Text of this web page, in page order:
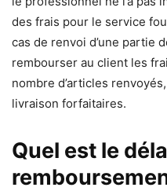
des frais pour le service
cas de renvoi d’une partie
rembourser au client les
nombre d’articles
livraison forfaitaires.
Quel est le